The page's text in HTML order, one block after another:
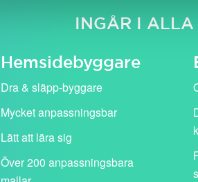
INGÅR I ALLA
Hemside­byggare
Dra & släpp-byggare
Mycket anpassningsbar
Lätt att lära sig
Över 200 anpassningsbara